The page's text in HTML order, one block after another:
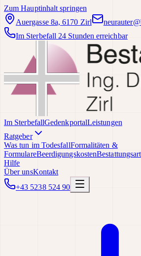
Zum Hauptinhalt springen
Auergasse 8a, 6170 Zirl
Im Sterbefall 24 Stunden erreichbar
Im SterbefallGedenkportalLeistungen
Ratgeber
Was tun im TodesfallFormalitäten &
FormulareBeerdigungskosten
Hilfe
Über unsKontakt
+43 5238 524 90